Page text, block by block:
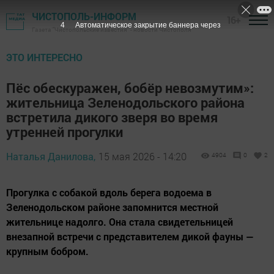
ЧИСТОПОЛЬ-ИНФОРМ
Газета "Чистопольские известия" - новости Чистополя
ЭТО ИНТЕРЕСНО
Пёс обескуражен, бобёр невозмутим»:
жительница Зеленодольского района
встретила дикого зверя во время
утренней прогулки
Наталья Данилова, 15 мая 2026 - 14:20 4904 0 2
Прогулка с собакой вдоль берега водоема в
Зеленодольском районе запомнится местной
жительнице надолго. Она стала свидетельницей
внезапной встречи с представителем дикой фауны —
крупным бобром.
3 Автоматическое закрытие баннера через